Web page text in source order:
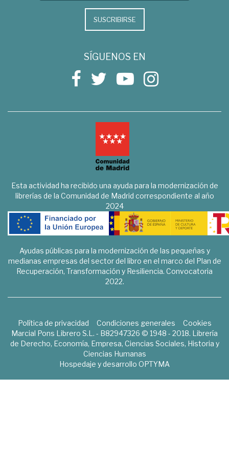
SUSCRIBIRSE
SÍGUENOS EN
Esta actividad ha recibido una ayuda para la modernización de
librerías de la Comunidad de Madrid correspondiente al año
2024
Ayudas públicas para la modernización de las pequeñas y
medianas empresas del sector del libro en el marco del Plan de
Recuperación, Transformación y Resiliencia. Convocatoria
2022.
Política de privacidad Condiciones generales
Cookies
Marcial Pons Librero S.L. - B82947326 © 1948 - 2018. Librería
de Derecho, Economía, Empresa, Ciencias Sociales, Historia y
Ciencias Humanas
Hospedaje y desarrollo OPTYMA